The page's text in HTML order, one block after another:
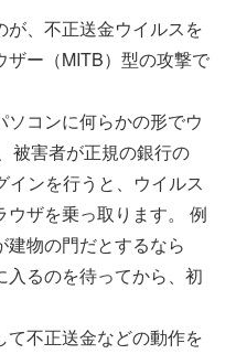
が、不正送金ウイルスを
ー（MITB）型の攻撃で
コンに何らかの形でウ
被害者が正規の銀行の
ンを行うと、ウイルス
ザを乗っ取ります。 例
建物の門だとするなら
るのを待ってから、初
て不正送金などの動作を